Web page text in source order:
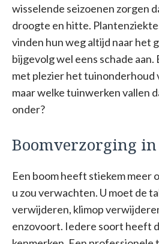
wisselende seizoenen zorgen
droogte en hitte.
vinden hun weg altijd naar het
bijgevolg wel eens schade
met plezier het tuinonderhoud
maar welke tuinwerken vallen
onder?
Boomverzorging in
Een boom heeft stiekem meer
u zou verwachten. U moet de
verwijderen, klimop
enzovoort. Iedere soort heeft